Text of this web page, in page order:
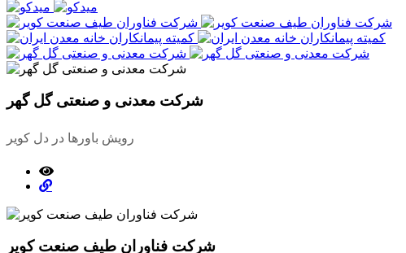
شرکت معدنی و صنعتی گل گهر
رویش باورها در دل کویر
شرکت فناوران طیف صنعت کویر